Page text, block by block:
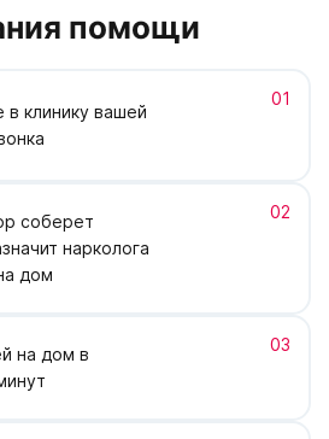
помощи
в клинику вашей
01
соберет
нарколога
дом
02
на дом в
03